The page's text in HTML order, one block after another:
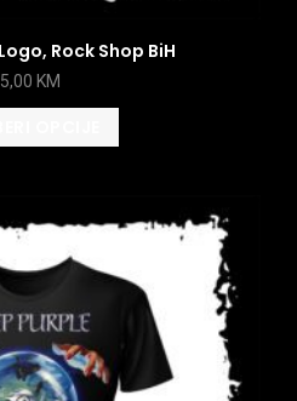
Logo, Rock Shop BiH
KM